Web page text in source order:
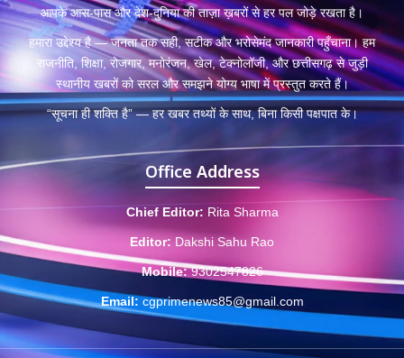
आपके आस-पास और देश-दुनिया की ताज़ा ख़बरों से हर पल जोड़े रखता है।
हमारा उद्देश्य है — जनता तक सही, सटीक और भरोसेमंद जानकारी पहुँचाना। हम
राजनीति, शिक्षा, रोजगार, मनोरंजन, खेल, टेक्नोलॉजी, और छत्तीसगढ़ से जुड़ी
स्थानीय खबरों को सरल और समझने योग्य भाषा में प्रस्तुत करते हैं।
“सूचना ही शक्ति है” — हर खबर तथ्यों के साथ, बिना किसी पक्षपात के।
Office Address
Chief Editor: Rita Sharma
Editor: Dakshi Sahu Rao
Mobile: 9302547826
Email: cgprimenews85@gmail.com